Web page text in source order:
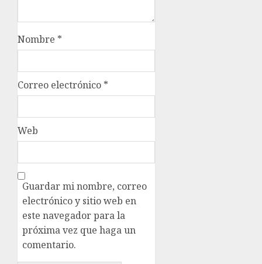
Nombre *
Correo electrónico *
Web
Guardar mi nombre, correo
electrónico y sitio web en
este navegador para la
próxima vez que haga un
comentario.